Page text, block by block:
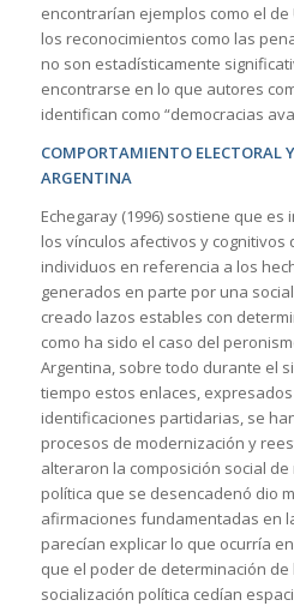
encontrarían ejemplos como el
los reconocimientos como las
no son estadísticamente
encontrarse en lo que autores
identifican como “democracias
COMPORTAMIENTO ELECTORAL
ARGENTINA
Echegaray (1996) sostiene que
los vínculos afectivos y cognitivos
individuos en referencia a los
generados en parte por una
creado lazos estables con
como ha sido el caso del
Argentina, sobre todo durante el
tiempo estos enlaces,
identificaciones partidarias, se
procesos de modernización y
alteraron la composición social
política que se desencadenó dio
afirmaciones fundamentadas en
parecían explicar lo que ocurría
que el poder de determinación de
socialización política cedían